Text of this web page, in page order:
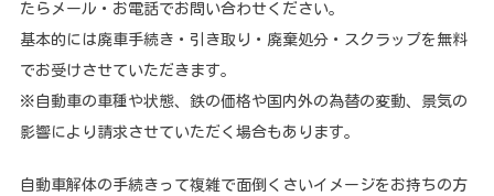
たらメール・お電話でお問い合わせください。
基本的には廃車手続き・引き取り・廃棄処分・スクラップを無料
でお受けさせていただきます。
※自動車の車種や状態、鉄の価格や国内外の為替の変動、景気の
影響により請求させていただく場合もあります。
自動車解体の手続きって複雑で面倒くさいイメージをお持ちの方